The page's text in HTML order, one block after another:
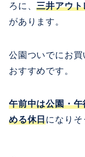
ろに、三井アウ
があります。
公園ついでにお
おすすめです。
午前中は公園・
める休日になりそ